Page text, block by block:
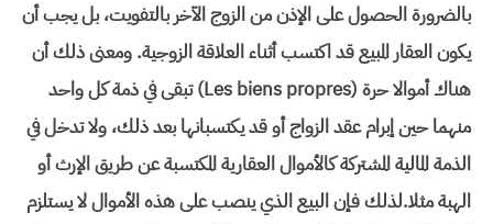
بالضرورة الحصول على الإذن من الزوج الآخر بالتفويت، بل يجب أن
يكون العقار المبيع قد اكتسب أثناء العلاقة الزوجية. ومعنى ذلك أن
هناك أموالا حرة (Les biens propres) تبقى في ذمة كل واحد
منهما حين إبرام عقد الزواج أو قد يكتسبانها بعد ذلك، ولا تدخل في
الذمة المالية المشتركة كالأموال العقارية المكتسبة عن طريق الإرث أو
الهبة مثلا.لذلك فإن البيع الذي ينصب على هذه الأموال لا يستلزم